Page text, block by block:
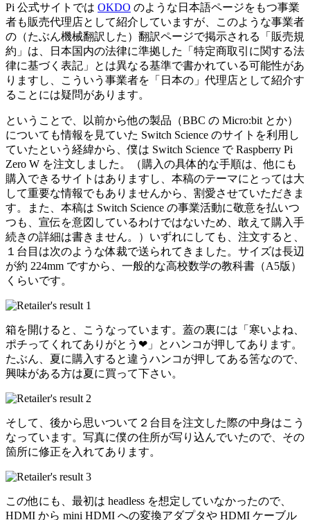
Pi 公式サイトでは OKDO のような日本語ページをもつ事業
者も販売代理店として紹介していますが、このような事業者
の（たぶん機械翻訳した）翻訳ページで掲示される「販売規
約」は、日本国内の法律に準拠した「特定商取引に関する法
律に基づく表記」とは異なる基準で書かれている可能性があ
りますし、こういう事業者を「日本の」代理店として紹介す
ることには疑問があります。
ということで、以前から他の製品（BBC の Micro:bit とか）
についても情報を見ていた Switch Science のサイトを利用し
ていたという経緯から、僕は Switch Science で Raspberry Pi
Zero W を注文しました。（購入の具体的な手順は、他にも
購入できるサイトはありますし、本稿のテーマにとっては大
して重要な情報でもありませんから、割愛させていただきま
す。また、本稿は Switch Science の事業活動に敬意を払いつ
つも、宣伝を意図しているわけではないため、敢えて購入手
続きの詳細は書きません。）いずれにしても、注文すると、
１台目は次のような体裁で送られてきました。サイズは長辺
が約 224mm ですから、一般的な高校数学の教科書（A5版）
くらいです。
箱を開けると、こうなっています。蓋の裏には「寒いよね、
ポチってくれてありがとう❤」とハンコが押してあります。
たぶん、夏に購入すると違うハンコが押してある筈なので、
興味がある方は夏に買って下さい。
そして、後から思いついて２台目を注文した際の中身はこう
なっています。写真に僕の住所が写り込んでいたので、その
箇所に修正を入れてあります。
この他にも、最初は headless を想定していなかったので、
HDMI から mini HDMI への変換アダプタや HDMI ケーブル